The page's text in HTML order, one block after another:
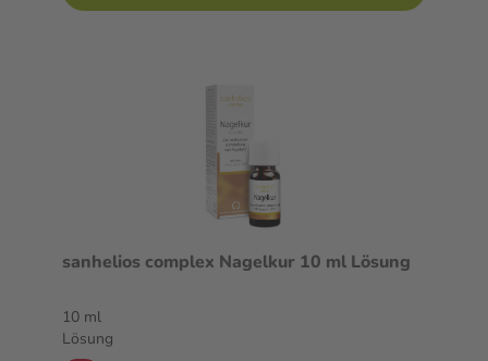
sanhelios complex Nagelkur 10 ml Lösung
10 ml
Lösung